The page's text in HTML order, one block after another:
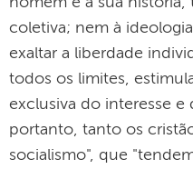
coletiva; nem à
exaltar a liberdade
todos os limites,
exclusiva do interesse e
portanto, tanto os
socialismo", que